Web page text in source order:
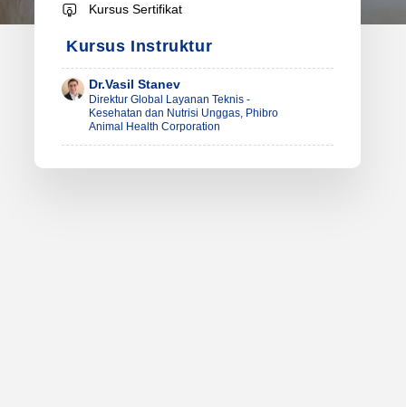
Kursus Sertifikat
Kursus Instruktur
Dr.Vasil Stanev
Direktur Global Layanan Teknis -
Kesehatan dan Nutrisi Unggas, Phibro
Animal Health Corporation